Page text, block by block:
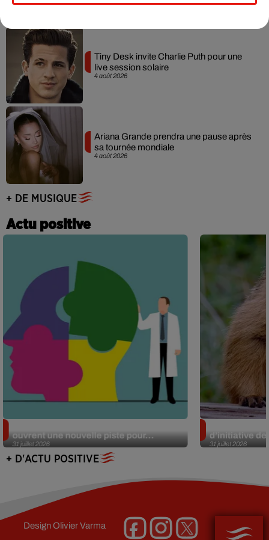
4 août 2026
Tiny Desk invite Charlie Puth pour une
live session solaire
4 août 2026
Ariana Grande prendra une pause après
sa tournée mondiale
+ DE MUSIQUE
Actu positive
31 juillet 2026
ouvrent une nouvelle piste pour...
31 juillet 2026
d’initiative
+ D'ACTU POSITIVE
DesignOlivier Varma